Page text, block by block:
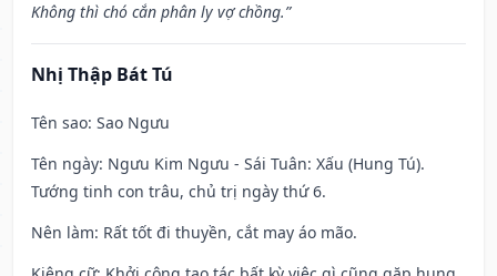
Không thì chó cắn phân ly vợ chồng.”
Nhị Thập Bát Tú
Tên sao: Sao Ngưu
Tên ngày: Ngưu Kim Ngưu - Sái Tuân: Xấu (Hung Tú).
Tướng tinh con trâu, chủ trị ngày thứ 6.
Nên làm: Rất tốt đi thuyền, cắt may áo mão.